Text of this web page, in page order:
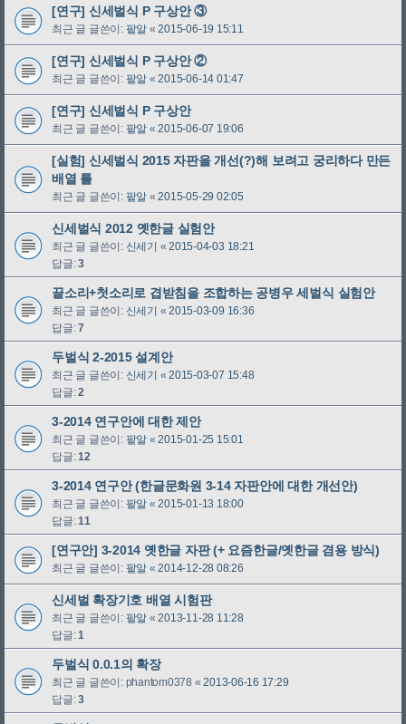
[연구] 신세벌식 P 구상안 ③
최근 글 글쓴이: 팥알 «2015-06-19 15:11
[연구] 신세벌식 P 구상안 ②
최근 글 글쓴이: 팥알 «2015-06-14 01:47
[연구] 신세벌식 P 구상안
최근 글 글쓴이: 팥알 «2015-06-07 19:06
[실험] 신세벌식 2015 자판을 개선(?)해 보려고 궁리하다 만든
배열 틀
최근 글 글쓴이: 팥알 «2015-05-29 02:05
신세벌식 2012 옛한글 실험안
최근 글 글쓴이: 신세기 «2015-04-03 18:21
답글:3
끝소리+첫소리로 겹받침을 조합하는 공병우 세벌식 실험안
최근 글 글쓴이: 신세기 «2015-03-09 16:36
답글:7
두벌식 2-2015 설계안
최근 글 글쓴이: 신세기 «2015-03-07 15:48
답글:2
3-2014 연구안에 대한 제안
최근 글 글쓴이: 팥알 «2015-01-25 15:01
답글:12
3-2014 연구안 (한글문화원 3-14 자판안에 대한 개선안)
최근 글 글쓴이: 팥알 «2015-01-13 18:00
답글:11
[연구안] 3-2014 옛한글 자판 (+ 요즘한글/옛한글 겸용 방식)
최근 글 글쓴이: 팥알 «2014-12-28 08:26
신세벌 확장기호 배열 시험판
최근 글 글쓴이: 팥알 «2013-11-28 11:28
답글:1
두벌식 0.0.1의 확장
최근 글 글쓴이: phantom0378 «2013-06-16 17:29
답글:3